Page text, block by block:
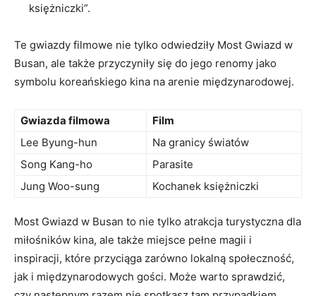
‍księżniczki”.
Te ‍gwiazdy filmowe⁣ nie tylko odwiedziły Most​ Gwiazd‍ w ​
Busan,⁢ ale także przyczyniły się do jego renomy jako
symbolu koreańskiego kina na arenie międzynarodowej.
Gwiazda⁣ filmowa
Film
Lee Byung-hun
Na granicy światów
Song Kang-ho
Parasite
Jung Woo-sung
Kochanek księżniczki
Most Gwiazd w Busan to nie tylko ‍atrakcja⁢ turystyczna dla
miłośników kina, ale także miejsce pełne magii⁣ i
inspiracji, które przyciąga zarówno lokalną społeczność,
jak i międzynarodowych gości. Może warto sprawdzić,